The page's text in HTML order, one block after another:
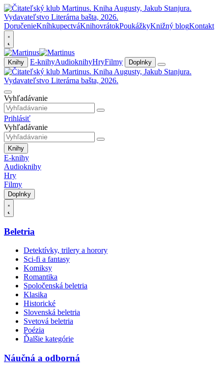
DoručenieKníhkupectváKnihovrátokPoukážkyKnižný blogKontakt
Knihy E-knihyAudioknihyHryFilmy Doplnky
Vyhľadávanie
Prihlásiť
Vyhľadávanie
Knihy
E-knihy
Audioknihy
Hry
Filmy
Doplnky
Beletria
Detektívky, trilery a horory
Sci-fi a fantasy
Komiksy
Romantika
Spoločenská beletria
Klasika
Historické
Slovenská beletria
Svetová beletria
Poézia
Ďalšie kategórie
Náučná a odborná